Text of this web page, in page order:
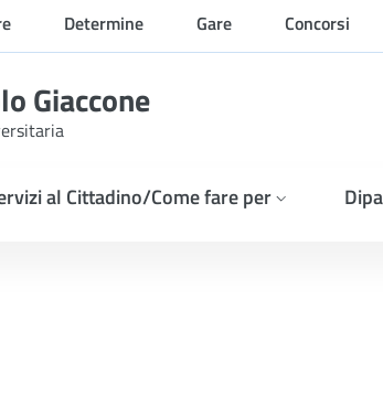
Determine Gare Concorsi
Giaccone
al Cittadino/Come fare per